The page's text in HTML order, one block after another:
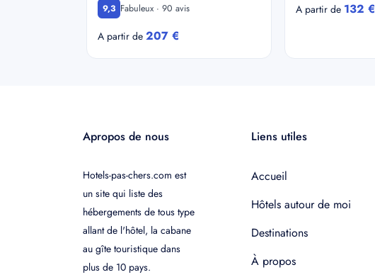
9,3 Fabuleux · 90 avis
A partir de 207 €
A partir de 132 €
Apropos de nous
Hotels-pas-chers.com est
un site qui liste des
hébergements de tous type
allant de l'hôtel, la cabane
au gîte touristique dans
plus de 10 pays.
Liens utiles
Accueil
Hôtels autour de moi
Destinations
À propos